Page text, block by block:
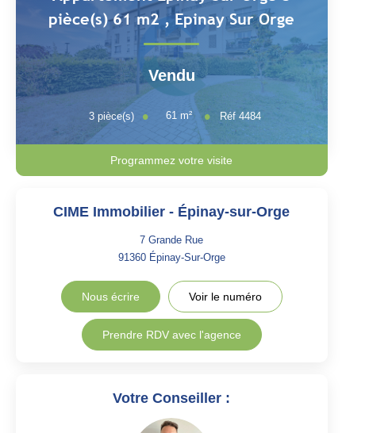
pièce(s) 61 m2 ,Epinay Sur Orge
Vendu
3 pièce(s) 61 m² Réf 4484
Programmez votre visite
CIME Immobilier - Épinay-sur-Orge
7 Grande Rue
91360 Épinay-Sur-Orge
Nous écrire Voir le numéro
Prendre RDV avec l'agence
Votre Conseiller :